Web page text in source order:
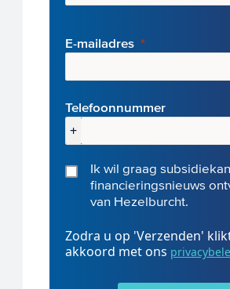
E-mailadres
Telefoonnummer
+
Ik wil graag
financieringsnieuws
van Hezelburcht.
Zodra u op 'Verzenden'
akkoord met ons